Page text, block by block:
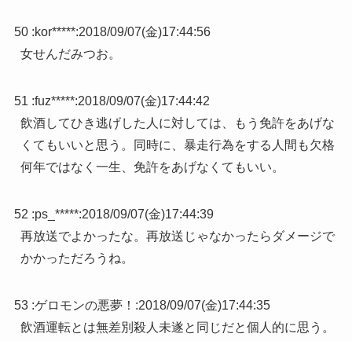
50 :kor*****:2018/09/07(金)17:44:56
女せんだみつお。
51 :fuz*****:2018/09/07(金)17:44:42
飲酒してひき逃げした人に対しては、もう免許をあげな
くてもいいと思う。同時に、暴走行為をする人間も欠格
何年ではなく一生、免許をあげなくてもいい。
52 :ps_*****:2018/09/07(金)17:44:39
再放送でよかったな。再放送じゃなかったらダメージで
かかっただろうね。
53 :ゲロモンの悪夢！ :2018/09/07(金)17:44:35
飲酒運転とは無差別殺人未遂と同じだと個人的に思う。